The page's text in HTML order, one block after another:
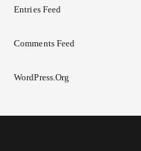
Entries Feed
Comments Feed
WordPress.org